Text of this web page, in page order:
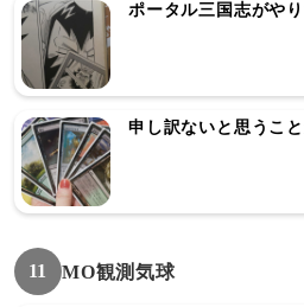
ポータル三国志がや
申し訳ないと思うこ
11 MO観測気球